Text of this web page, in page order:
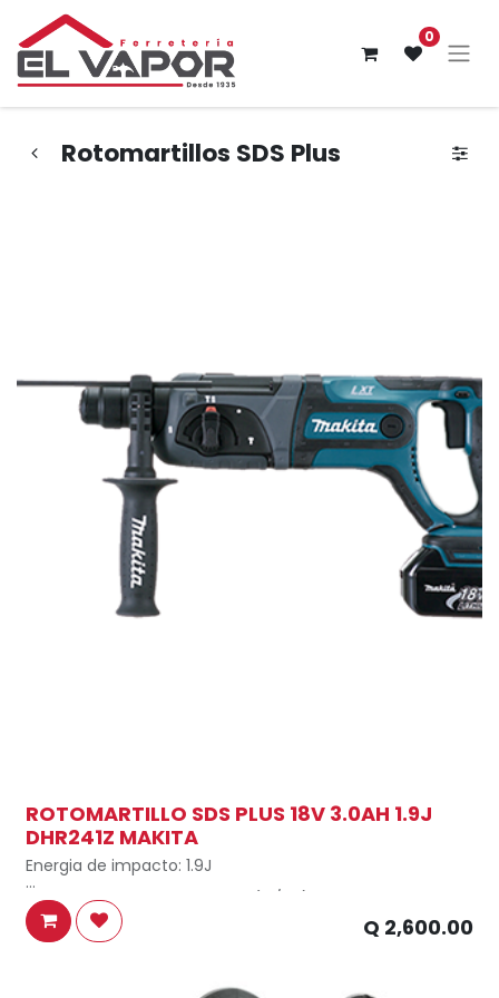
0
Rotomartillos SDS Plus
ROTOMARTILLO SDS PLUS 18V 3.0AH 1.9J
DHR241Z MAKITA
Energia de impacto: 1.9J
Capacidad concreto: 20mm (13/16")
Capacidad acero: 13mm (1/2")
Q 2,600.00